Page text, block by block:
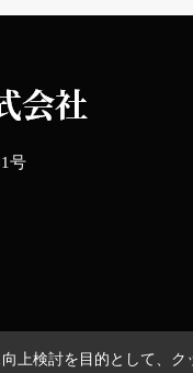
号
上検討を目的として、ク